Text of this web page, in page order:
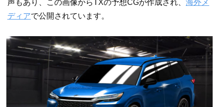
声もあり、この画像からTXの予想CGが作成され、 海外メ
ディアで公開されています。